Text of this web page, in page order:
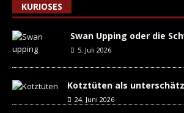
KURIOSES
Swan Upping oder die
5. Juli 2026
Kotztüten als
24. Juni 2026